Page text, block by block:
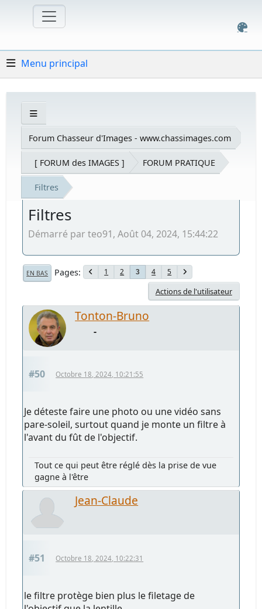
Menu principal
Forum Chasseur d'Images - www.chassimages.com
[ FORUM des IMAGES ] FORUM PRATIQUE
Filtres
Filtres
Démarré par teo91, Août 04, 2024, 15:44:22
EN BAS Pages 1 2 3 4 5
Actions de l'utilisateur
Tonton-Bruno
-
#50 Octobre 18, 2024, 10:21:55
Je déteste faire une photo ou une vidéo sans
pare-soleil, surtout quand je monte un filtre à
l'avant du fût de l'objectif.
Tout ce qui peut être réglé dès la prise de vue
gagne à l'être
Jean-Claude
#51 Octobre 18, 2024, 10:22:31
le filtre protège bien plus le filetage de